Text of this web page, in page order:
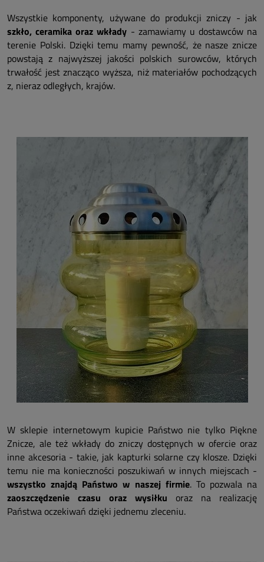
Wszystkie komponenty, używane do produkcji zniczy - jak
szkło, ceramika oraz wkłady - zamawiamy u dostawców na
terenie Polski. Dzięki temu mamy pewność, że nasze znicze
powstają z najwyższej jakości polskich surowców, których
trwałość jest znacząco wyższa, niż materiałów pochodzących
z, nieraz odległych, krajów.
W sklepie internetowym kupicie Państwo nie tylko Piękne
Znicze, ale też wkłady do zniczy dostępnych w ofercie oraz
inne akcesoria - takie, jak kapturki solarne czy klosze. Dzięki
temu nie ma konieczności poszukiwań w innych miejscach -
wszystko znajdą Państwo w naszej firmie. To pozwala na
zaoszczędzenie czasu oraz wysiłku oraz na realizację
Państwa oczekiwań dzięki jednemu zleceniu.